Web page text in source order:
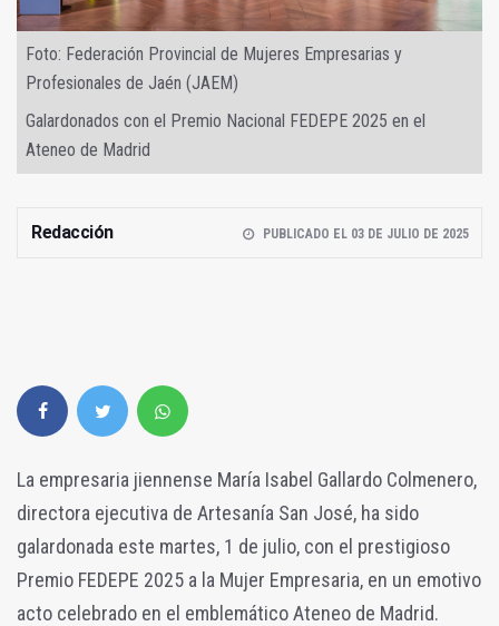
Foto: Federación Provincial de Mujeres Empresarias y
Profesionales de Jaén (JAEM)
Galardonados con el Premio Nacional FEDEPE 2025 en el
Ateneo de Madrid
Redacción PUBLICADO EL 03 DE JULIO DE 2025
La empresaria jiennense María Isabel Gallardo Colmenero,
directora ejecutiva de Artesanía San José, ha sido
galardonada este martes, 1 de julio, con el prestigioso
Premio FEDEPE 2025 a la Mujer Empresaria, en un emotivo
acto celebrado en el emblemático Ateneo de Madrid.